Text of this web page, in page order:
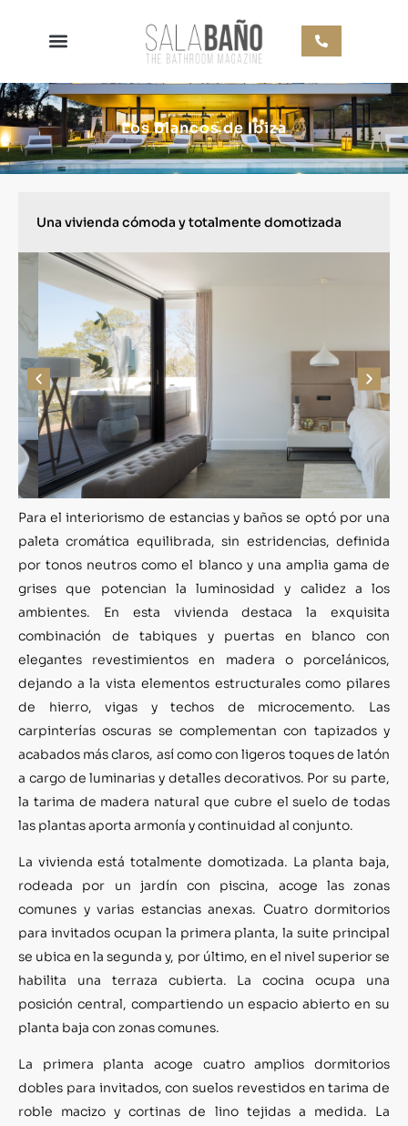
Los blancos de Ibiza
Una vivienda cómoda y totalmente domotizada
Para el interiorismo de estancias y baños se optó por una
paleta cromática equilibrada, sin estridencias, definida
por tonos neutros como el blanco y una amplia gama de
grises que potencian la luminosidad y calidez a los
ambientes. En esta vivienda destaca la exquisita
combinación de tabiques y puertas en blanco con
elegantes revestimientos en madera o porcelánicos,
dejando a la vista elementos estructurales como pilares
de hierro, vigas y techos de microcemento. Las
carpinterías oscuras se complementan con tapizados y
acabados más claros, así como con ligeros toques de latón
a cargo de luminarias y detalles decorativos. Por su parte,
la tarima de madera natural que cubre el suelo de todas
las plantas aporta armonía y continuidad al conjunto.
La vivienda está totalmente domotizada. La planta baja,
rodeada por un jardín con piscina, acoge las zonas
comunes y varias estancias anexas. Cuatro dormitorios
para invitados ocupan la primera planta, la suite principal
se ubica en la segunda y, por último, en el nivel superior se
habilita una terraza cubierta. La cocina ocupa una
posición central, compartiendo un espacio abierto en su
planta baja con zonas comunes.
La primera planta acoge cuatro amplios dormitorios
dobles para invitados, con suelos revestidos en tarima de
roble macizo y cortinas de lino tejidas a medida. La